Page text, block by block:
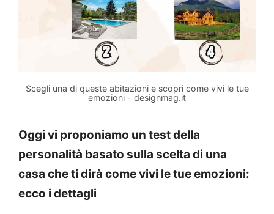
Scegli una di queste abitazioni e scopri come vivi le tue
emozioni - designmag.it
Oggi vi proponiamo un test della
personalità basato sulla scelta di una
casa che ti dirà come vivi le tue emozioni:
ecco i dettagli